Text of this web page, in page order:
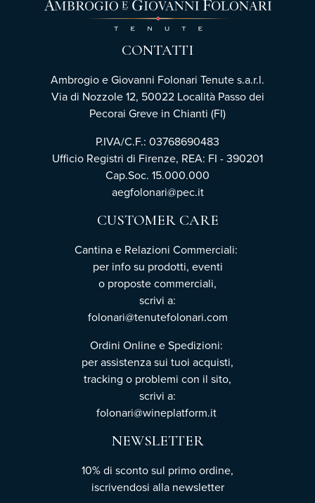
CONTATTI
Ambrogio e Giovanni Folonari Tenute s.a.r.l.
Via di Nozzole 12, 50022 Località Passo dei
Pecorai Greve in Chianti (FI)
P.IVA/C.F.: 03768690483
Ufficio Registri di Firenze, REA: FI - 390201
Cap.Soc. 15.000.000
aegfolonari@pec.it
CUSTOMER CARE
Cantina e Relazioni Commerciali:
per info su prodotti, eventi
o proposte commerciali,
scrivi a:
folonari@tenutefolonari.com
Ordini Online e Spedizioni:
per assistenza sui tuoi acquisti,
tracking o problemi con il sito,
scrivi a:
folonari@wineplatform.it
NEWSLETTER
10% di sconto sul primo ordine,
iscrivendosi alla newsletter